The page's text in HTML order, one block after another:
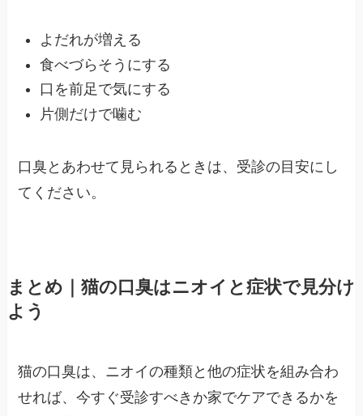
よだれが増える
食べづらそうにする
口を前足で気にする
片側だけで噛む
口臭とあわせて見られるときは、受診の目安にし
てください。
まとめ｜猫の口臭はニオイと症状で見分け
よう
猫の口臭は、ニオイの種類と他の症状を組み合わ
せれば、今すぐ受診すべきか家でケアできるかを